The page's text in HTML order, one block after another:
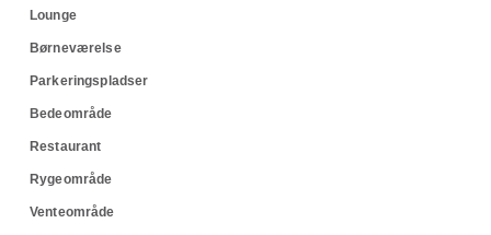
Lounge
Børneværelse
Parkeringspladser
Bedeområde
Restaurant
Rygeområde
Venteområde